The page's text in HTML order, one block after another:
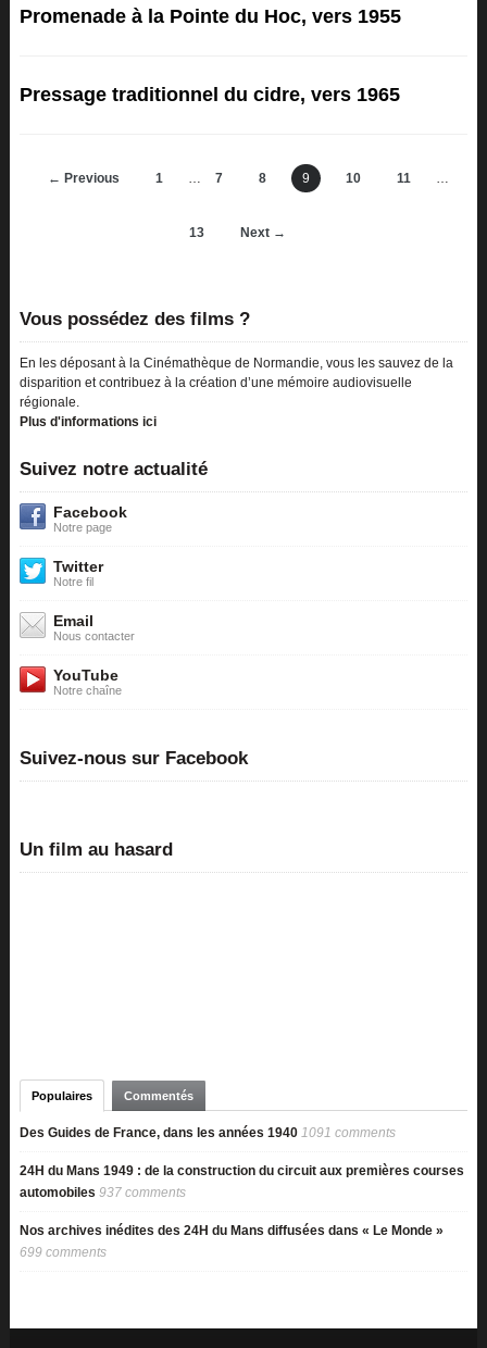
Promenade à la Pointe du Hoc, vers 1955
Pressage traditionnel du cidre, vers 1965
← Previous 1 … 7 8 9 10 11 …
13 Next →
Vous possédez des films ?
En les déposant à la Cinémathèque de Normandie, vous les sauvez de la
disparition et contribuez à la création d’une mémoire audiovisuelle
régionale.
Plus d'informations ici
Suivez notre actualité
Facebook
Notre page
Twitter
Notre fil
Email
Nous contacter
YouTube
Notre chaîne
Suivez-nous sur Facebook
Un film au hasard
Populaires Commentés
Des Guides de France, dans les années 1940 1091 comments
24H du Mans 1949 : de la construction du circuit aux premières courses
automobiles 937 comments
Nos archives inédites des 24H du Mans diffusées dans « Le Monde »
699 comments